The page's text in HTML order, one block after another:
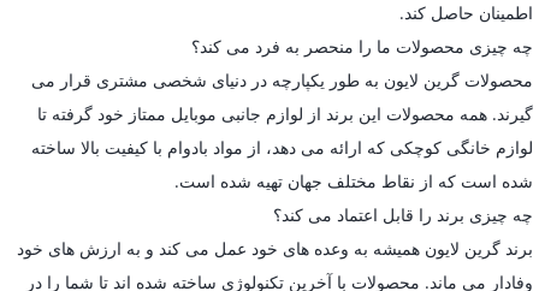
اطمینان حاصل کند.
چه چیزی محصولات ما را منحصر به فرد می کند؟
محصولات گرین لایون به طور یکپارچه در دنیای شخصی مشتری قرار می
گیرند. همه محصولات این برند از لوازم جانبی موبایل ممتاز خود گرفته تا
لوازم خانگی کوچکی که ارائه می دهد، از مواد بادوام با کیفیت بالا ساخته
شده است که از نقاط مختلف جهان تهیه شده است.
چه چیزی برند را قابل اعتماد می کند؟
برند گرین لایون همیشه به وعده های خود عمل می کند و به ارزش های خود
وفادار می ماند. محصولات با آخرین تکنولوژی ساخته شده اند تا شما را در